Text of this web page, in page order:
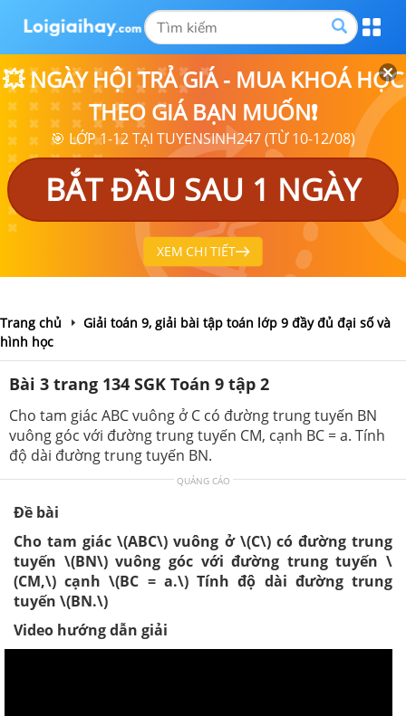
💥 NGÀY HỘI TRẢ GIÁ - MUA KHOÁ HỌC
THEO GIÁ BẠN MUỐN❗
🎯 LỚP 1-12 TẠI TUYENSINH247 (TỪ 10-12/08)
BẮT ĐẦU SAU 1 NGÀY
XEM CHI TIẾT
Trang chủ
Giải toán 9, giải bài tập toán lớp 9 đầy đủ đại số và
hình học
Bài 3 trang 134 SGK Toán 9 tập 2
Cho tam giác ABC vuông ở C có đường trung tuyến BN
vuông góc với đường trung tuyến CM, cạnh BC = a. Tính
độ dài đường trung tuyến BN.
QUẢNG CÁO
Đề bài
Cho tam giác \(ABC\) vuông ở \(C\) có đường trung
tuyến \(BN\) vuông góc với đường trung tuyến \
(CM,\) cạnh \(BC = a.\) Tính độ dài đường trung
tuyến \(BN.\)
Video hướng dẫn giải